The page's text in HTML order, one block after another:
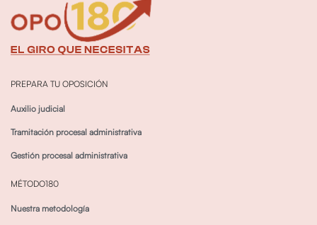
PREPARA TU OPOSICIÓN
Auxilio judicial
Tramitación procesal administrativa
Gestión procesal administrativa
MÉTODO180
Nuestra metodología